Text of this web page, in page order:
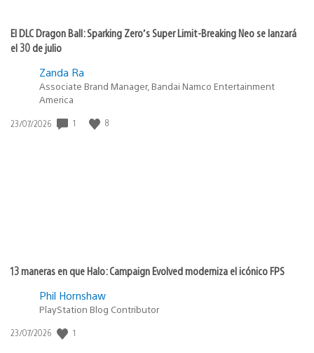
El DLC Dragon Ball: Sparking Zero’s Super Limit-Breaking Neo se lanzará
el 30 de julio
Zanda Ra
Associate Brand Manager, Bandai Namco Entertainment
America
Fecha
23/07/2026 1 8
13 maneras en que Halo: Campaign Evolved moderniza el icónico FPS
Phil Hornshaw
PlayStation Blog Contributor
Fecha
23/07/2026 1